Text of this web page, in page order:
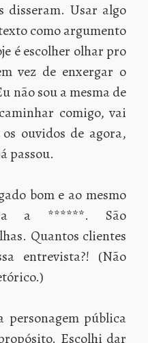
disseram. Usar algo
como argumento
é escolher olhar pro
vez de enxergar o
não sou a mesma de
comigo, vai
ouvidos de agora,
passou.
bom e ao mesmo
a ******. São
Quantos clientes
entrevista?! (Não
pública
Escolhi dar